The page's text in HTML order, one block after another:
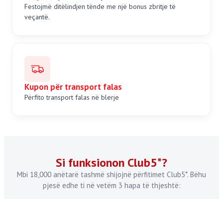
Festojmë ditëlindjen tënde me një bonus zbritje të
veçantë.
Kupon për transport falas
Përfito transport falas në blerje
Si funksionon Club5*?
Mbi 18,000 anëtarë tashmë shijojnë përfitimet Club5*. Bëhu
pjesë edhe ti në vetëm 3 hapa të thjeshtë: